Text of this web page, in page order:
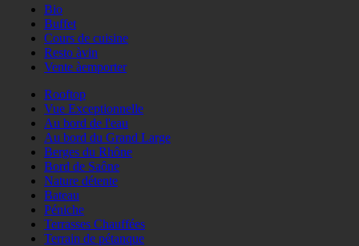
Bio
Buffet
Cours de cuisine
Resto àvin
Vente àemporter
Rooftop
Vue Exceptionnelle
Au bord de l'eau
Au bord du Grand Large
Berges du Rhône
Bord de Saône
Nature détente
Bateau
Péniche
Terrasses Chauffées
Terrain de pétanque